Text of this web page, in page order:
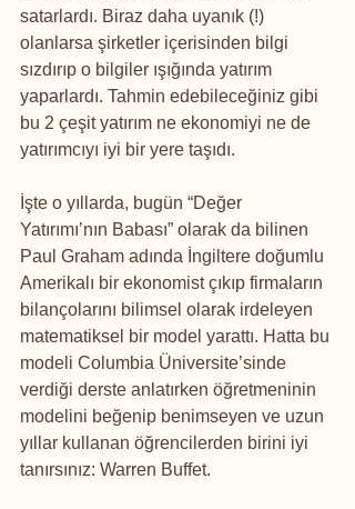
satarlardı. Biraz daha uyanık (!)
olanlarsa şirketler içerisinden bilgi
sızdırıp o bilgiler ışığında yatırım
yaparlardı. Tahmin edebileceğiniz gibi
bu 2 çeşit yatırım ne ekonomiyi ne de
yatırımcıyı iyi bir yere taşıdı.
İşte o yıllarda, bugün “Değer
Yatırımı’nın Babası” olarak da bilinen
Paul Graham adında İngiltere doğumlu
Amerikalı bir ekonomist çıkıp firmaların
bilançolarını bilimsel olarak irdeleyen
matematiksel bir model yarattı. Hatta bu
modeli Columbia Üniversite’sinde
verdiği derste anlatırken öğretmeninin
modelini beğenip benimseyen ve uzun
yıllar kullanan öğrencilerden birini iyi
tanırsınız: Warren Buffet.